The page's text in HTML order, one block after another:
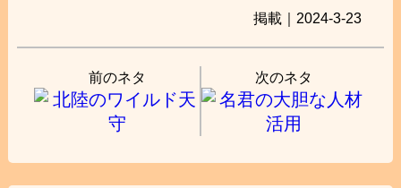
掲載｜2024-3-23
前のネタ 次のネタ